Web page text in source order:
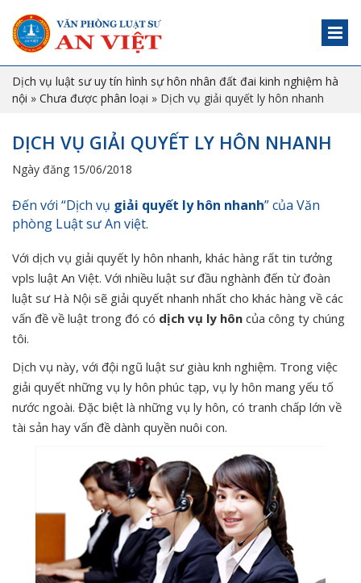
Dịch vụ luật sư uy tín hình sự hôn nhân đất đai kinh nghiệm hà
nội » Chưa được phân loại » Dịch vụ giải quyết ly hôn nhanh
DỊCH VỤ GIẢI QUYẾT LY HÔN NHANH
Ngày đăng 15/06/2018
Đến với “Dịch vụ giải quyết ly hôn nhanh” của Văn
phòng Luật sư An việt.
Với dịch vụ giải quyết ly hôn nhanh, khác hàng rất tin tưởng
vpls luật An Việt. Với nhiều luật sư đầu nghành đến từ đoàn
luật sư Hà Nội sẽ giải quyết nhanh nhất cho khác hàng về các
vấn đề về luật trong đó có dịch vụ ly hôn của công ty chúng
tôi.
Dịch vụ này, với đội ngũ luật sư giàu knh nghiệm. Trong việc
giải quyết những vụ ly hôn phúc tạp, vụ ly hôn mang yếu tố
nước ngoài. Đặc biệt là những vụ ly hôn, có tranh chấp lớn về
tài sản hay vấn đề dành quyền nuôi con.